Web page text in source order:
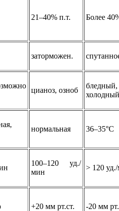
21–40% п.т. Более
заторможен.
цианоз, озноб
бледный,
холодный
нормальная 36–35°С
100–120 уд./
мин
> 120
+20 мм рт.ст. -20 мм